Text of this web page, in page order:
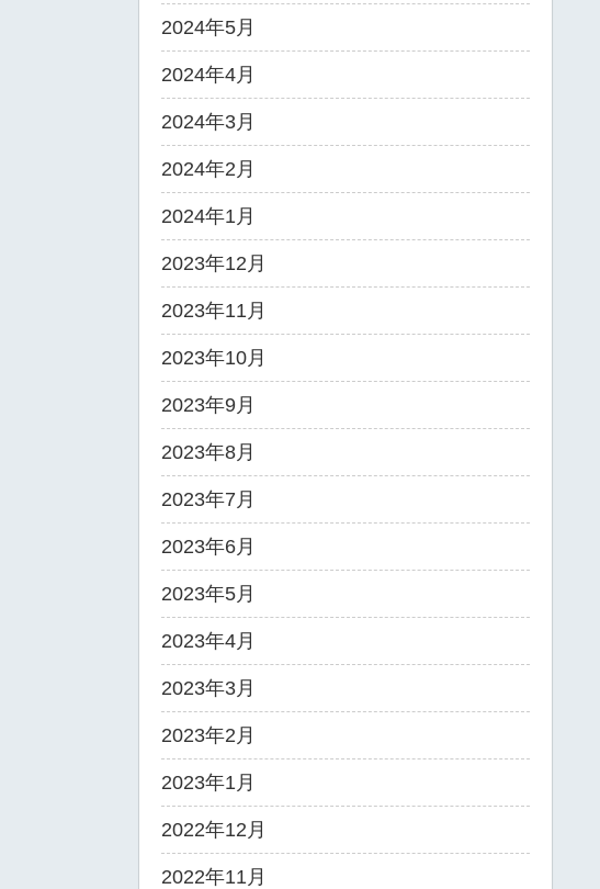
2024年5月
2024年4月
2024年3月
2024年2月
2024年1月
2023年12月
2023年11月
2023年10月
2023年9月
2023年8月
2023年7月
2023年6月
2023年5月
2023年4月
2023年3月
2023年2月
2023年1月
2022年12月
2022年11月